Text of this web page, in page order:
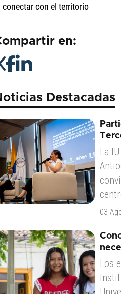
con el territorio
en:
Destacadas
La
03
Los